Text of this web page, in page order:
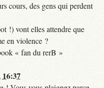
cours, des gens qui perdent
!) vont elles attendre que
en violence ?
« fan du rerB »
16:37